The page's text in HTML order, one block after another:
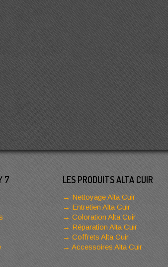
7 LES PRODUITS ALTA CUIR
Nettoyage Alta Cuir
Entretien Alta Cuir
Coloration Alta Cuir
Réparation Alta Cuir
Coffrets Alta Cuir
Accessoires Alta Cuir